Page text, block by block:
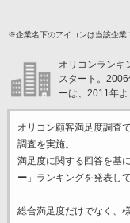
※企業名下のアイコンは当該企業
オリコンランキ
スタート。
ーは、2011年よ
オリコン顧客満足度調査
調査を実施。
満足度に関する回答を基
ー」ランキングを発表して
総合満足度だけでなく、